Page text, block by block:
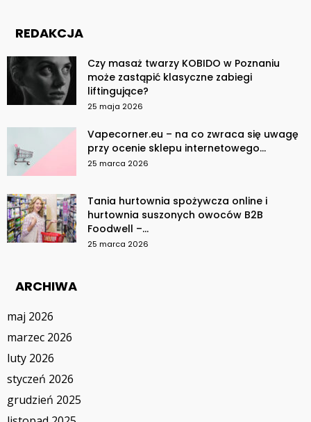
REDAKCJA
Czy masaż twarzy KOBIDO w Poznaniu
może zastąpić klasyczne zabiegi
liftingujące?
25 maja 2026
Vapecorner.eu – na co zwraca się uwagę
przy ocenie sklepu internetowego...
25 marca 2026
Tania hurtownia spożywcza online i
hurtownia suszonych owoców B2B
Foodwell –...
25 marca 2026
ARCHIWA
maj 2026
marzec 2026
luty 2026
styczeń 2026
grudzień 2025